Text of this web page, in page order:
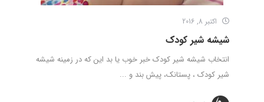
اکتبر 8, 2016
شیشه شیر کودک
انتخاب شیشه شیر کودک خبر خوب یا بد این که در زمینه شیشه
شیر کودک ، پستانک، پیش بند و ...